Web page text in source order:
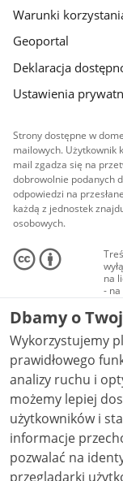
Warunki
Geoportal
Deklaracja
Ustawienia
Strony dostępne w
mailowych. Użytkownik
mail zgadza się na
dobrowolnie podanych
odpowiedzi na
każdą z jednostek
osobowych.
na
- na
Dbamy o
Wykorzystujemy
prawidłowego
analizy ruchu i
możemy lepiej
użytkowników i stale
informacje
pozwalać na
przeglądarki